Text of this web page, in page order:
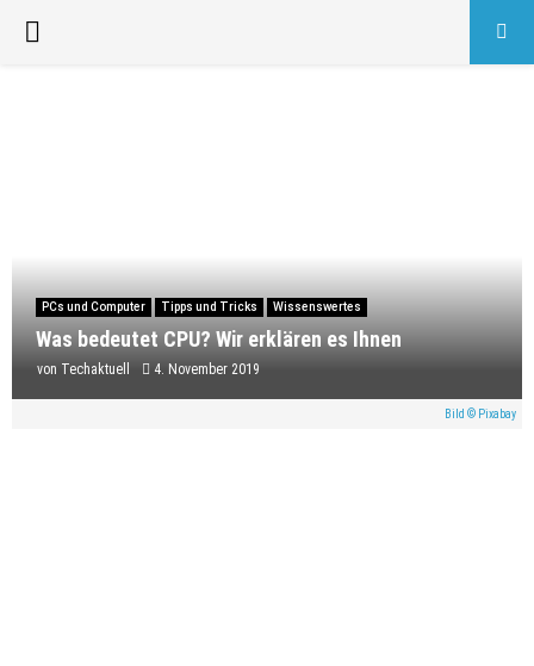
PRIMARY
PCs und Computer Tipps und Tricks Wissenswertes
Was bedeutet CPU? Wir erklären es Ihnen
von Techaktuell 4. November 2019
Bild © Pixabay